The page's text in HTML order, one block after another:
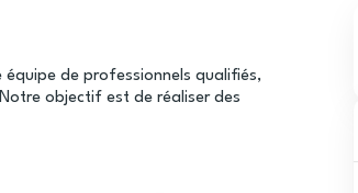
équipe de professionnels qualifiés,
objectif est de réaliser des